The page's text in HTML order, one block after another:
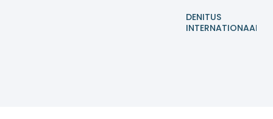
DENITUS
INTERNATIONAAL